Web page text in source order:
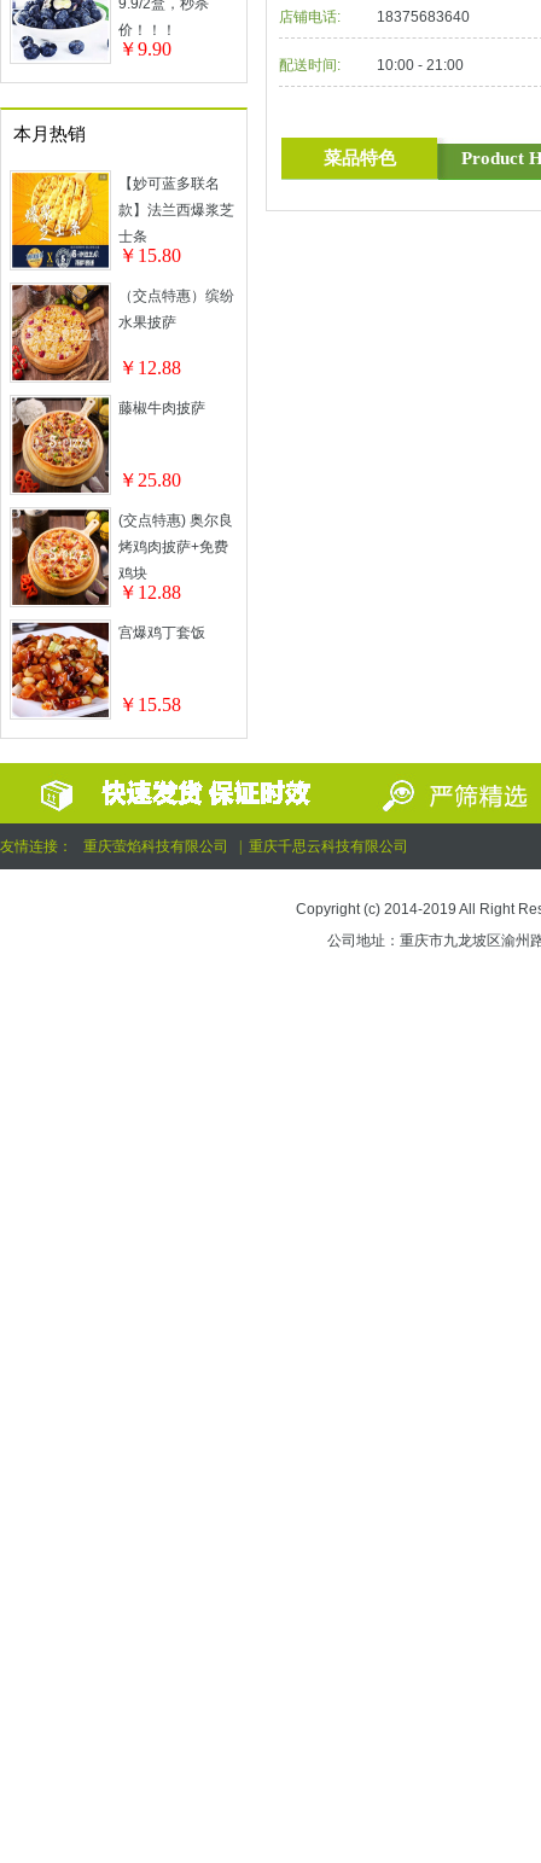
9.9/2盒，秒杀
价！！！
￥9.90
本月热销
【妙可蓝多联名
款】法兰西爆浆芝
士条
￥15.80
（交点特惠）缤纷
水果披萨
￥12.88
藤椒牛肉披萨
￥25.80
(交点特惠) 奥尔良
烤鸡肉披萨+免费
鸡块
￥12.88
宫爆鸡丁套饭
￥15.58
店铺电话: 18375683640
配送时间: 10:00 - 21:00
菜品特色 Product
友情连接： 重庆萤焰科技有限公司 重庆千思云科技有限公司
Copyright (c) 2014-2019 All Right
公司地址：重庆市九龙坡区渝州